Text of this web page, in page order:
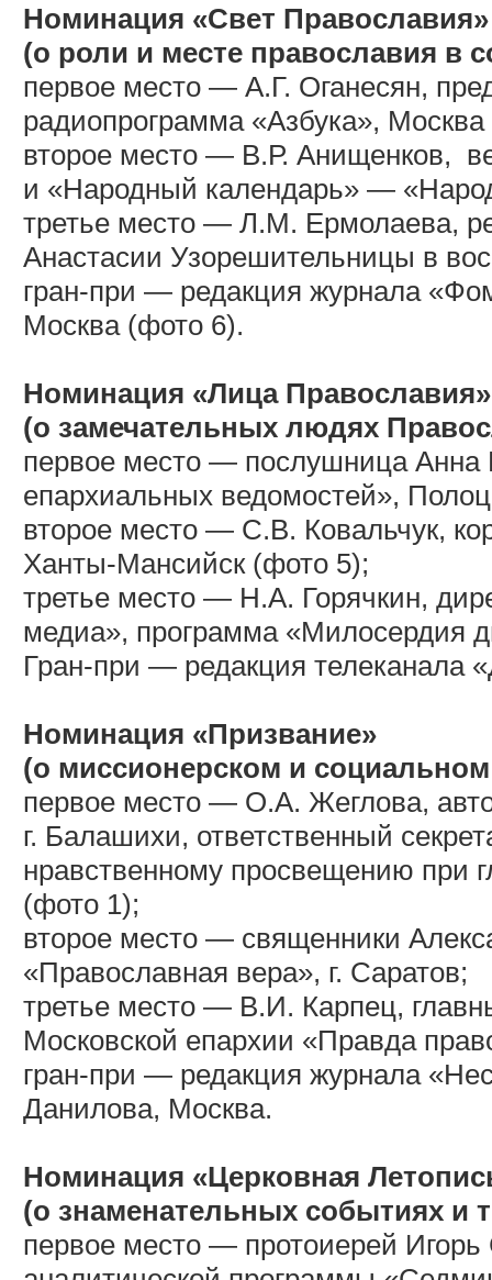
Номинация «Свет Православия»
(о роли и месте православия в
первое место — А.Г. Оганесян,
радиопрограмма «Азбука»,
второе место — В.Р. Анищенков,
и «Народный календарь» —
третье место — Л.М. Ермолаева,
Анастасии Узорешительницы в
гран-при — редакция журнала
Москва (фото 6).
Номинация «Лица Православия»
(о замечательных людях
первое место — послушница Анна
епархиальных ведомостей»,
второе место — С.В. Ковальчук,
Ханты-Мансийск (фото 5);
третье место — Н.А. Горячкин,
медиа», программа «Милосердия
Гран-при — редакция телеканала
Номинация «Призвание»
(о миссионерском и
первое место — О.А. Жеглова,
г. Балашихи, ответственный
нравственному просвещению при
(фото 1);
второе место — священники
«Православная вера», г. Саратов;
третье место — В.И. Карпец,
Московской епархии «Правда
гран-при — редакция журнала
Данилова, Москва.
Номинация «Церковная
(о знаменательных событиях и
первое место — протоиерей